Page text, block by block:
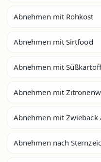
Abnehmen mit Rohkost
Abnehmen mit Sirtfood
Abnehmen mit
Abnehmen mit
Abnehmen mit Zwieback
Abnehmen nach